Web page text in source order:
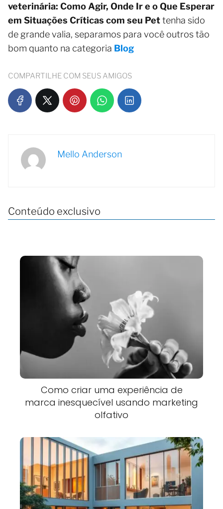
veterinária: Como Agir, Onde Ir e o Que Esperar
em Situações Críticas com seu Pettenha sido
de grande valia, separamos para você outros tão
bom quanto na categoria Blog
COMPARTILHE COM SEUS AMIGOS
Mello Anderson
Conteúdo exclusivo
Como criar uma experiência de
marca inesquecível usando marketing
olfativo